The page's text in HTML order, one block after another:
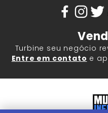
Turbine seu negócio
Entre em contato e